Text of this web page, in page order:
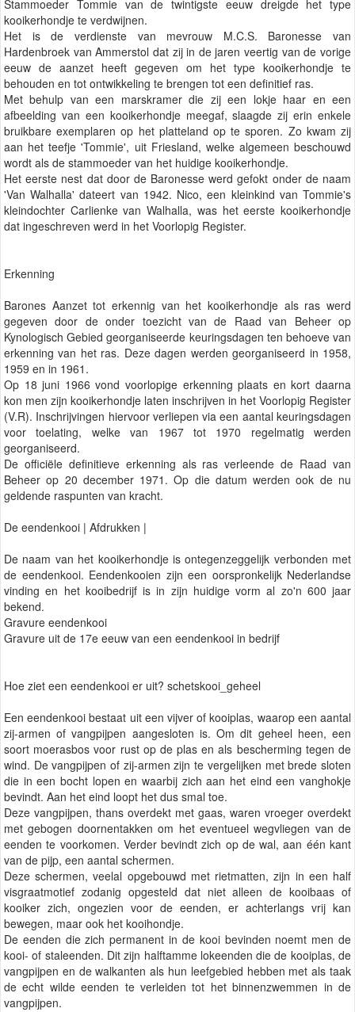
Stammoeder Tommie van de twintigste eeuw dreigde het type
kooikerhondje te verdwijnen.
Het is de verdienste van mevrouw M.C.S. Baronesse van
Hardenbroek van Ammerstol dat zij in de jaren veertig van de vorige
eeuw de aanzet heeft gegeven om het type kooikerhondje te
behouden en tot ontwikkeling te brengen tot een definitief ras.
Met behulp van een marskramer die zij een lokje haar en een
afbeelding van een kooikerhondje meegaf, slaagde zij erin enkele
bruikbare exemplaren op het platteland op te sporen. Zo kwam zij
aan het teefje 'Tommie', uit Friesland, welke algemeen beschouwd
wordt als de stammoeder van het huidige kooikerhondje.
Het eerste nest dat door de Baronesse werd gefokt onder de naam
'Van Walhalla' dateert van 1942. Nico, een kleinkind van Tommie's
kleindochter Carlienke van Walhalla, was het eerste kooikerhondje
dat ingeschreven werd in het Voorlopig Register.
Erkenning
Barones Aanzet tot erkennig van het kooikerhondje als ras werd
gegeven door de onder toezicht van de Raad van Beheer op
Kynologisch Gebied georganiseerde keuringsdagen ten behoeve van
erkenning van het ras. Deze dagen werden georganiseerd in 1958,
1959 en in 1961.
Op 18 juni 1966 vond voorlopige erkenning plaats en kort daarna
kon men zijn kooikerhondje laten inschrijven in het Voorlopig Register
(V.R). Inschrijvingen hiervoor verliepen via een aantal keuringsdagen
voor toelating, welke van 1967 tot 1970 regelmatig werden
georganiseerd.
De officiële definitieve erkenning als ras verleende de Raad van
Beheer op 20 december 1971. Op die datum werden ook de nu
geldende raspunten van kracht.
De eendenkooi | Afdrukken |
De naam van het kooikerhondje is ontegenzeggelijk verbonden met
de eendenkooi. Eendenkooien zijn een oorspronkelijk Nederlandse
vinding en het kooibedrijf is in zijn huidige vorm al zo'n 600 jaar
bekend.
Gravure eendenkooi
Gravure uit de 17e eeuw van een eendenkooi in bedrijf
Hoe ziet een eendenkooi er uit? schetskooi_geheel
Een eendenkooi bestaat uit een vijver of kooiplas, waarop een aantal
zij-armen of vangpijpen aangesloten is. Om dit geheel heen, een
soort moerasbos voor rust op de plas en als bescherming tegen de
wind. De vangpijpen of zij-armen zijn te vergelijken met brede sloten
die in een bocht lopen en waarbij zich aan het eind een vanghokje
bevindt. Aan het eind loopt het dus smal toe.
Deze vangpijpen, thans overdekt met gaas, waren vroeger overdekt
met gebogen doornentakken om het eventueel wegvliegen van de
eenden te voorkomen. Verder bevindt zich op de wal, aan één kant
van de pijp, een aantal schermen.
Deze schermen, veelal opgebouwd met rietmatten, zijn in een half
visgraatmotief zodanig opgesteld dat niet alleen de kooibaas of
kooiker zich, ongezien voor de eenden, er achterlangs vrij kan
bewegen, maar ook het kooihondje.
De eenden die zich permanent in de kooi bevinden noemt men de
kooi- of staleenden. Dit zijn halftamme lokeenden die de kooiplas, de
vangpijpen en de walkanten als hun leefgebied hebben met als taak
de echt wilde eenden te verleiden tot het binnenzwemmen in de
vangpijpen.